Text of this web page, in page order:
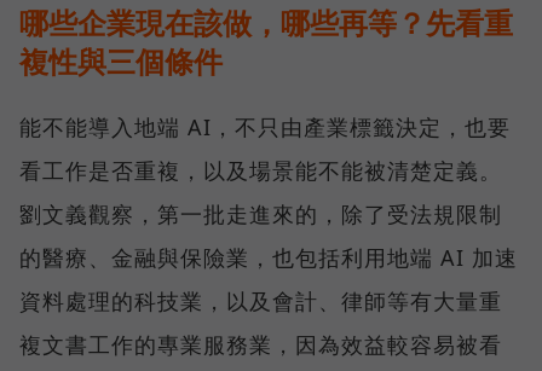
哪些企業現在該做，哪些再等？先看重
複性與三個條件
能不能導入地端 AI，不只由產業標籤決定，也要
看工作是否重複，以及場景能不能被清楚定義。
劉文義觀察，第一批走進來的，除了受法規限制
的醫療、金融與保險業，也包括利用地端 AI 加速
資料處理的科技業，以及會計、律師等有大量重
複文書工作的專業服務業，因為效益較容易被看